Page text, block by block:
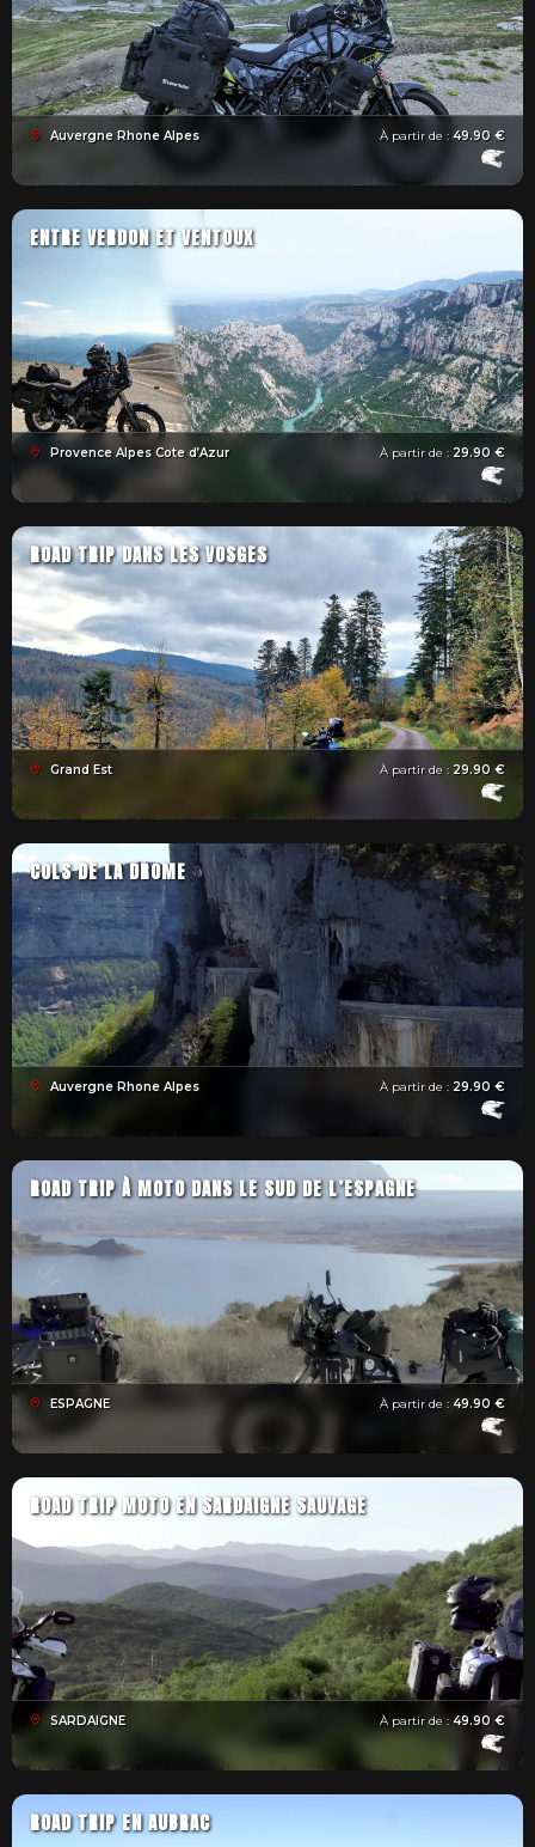
Auvergne Rhone Alpes À partir de : 49.90 €
ENTRE VERDON ET VENTOUX
Provence Alpes Cote d’Azur À partir de : 29.90 €
ROAD TRIP DANS LES VOSGES
Grand Est À partir de : 29.90 €
COLS DE LA DROME
Auvergne Rhone Alpes À partir de : 29.90 €
ROAD TRIP À MOTO DANS LE SUD DE L’ESPAGNE
ESPAGNE À partir de : 49.90 €
ROAD TRIP MOTO EN SARDAIGNE SAUVAGE
SARDAIGNE À partir de :49.90 €
ROAD TRIP EN AUBRAC